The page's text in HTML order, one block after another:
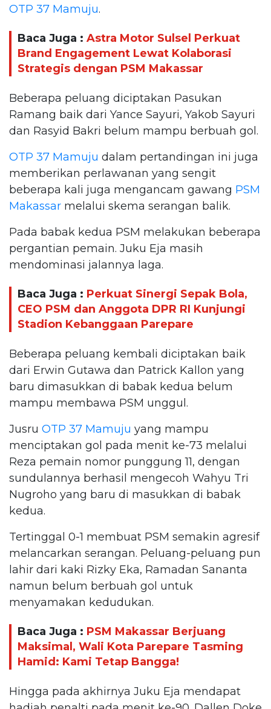
OTP 37 Mamuju.
Baca Juga : Astra Motor Sulsel Perkuat
Brand Engagement Lewat Kolaborasi
Strategis dengan PSM Makassar
Beberapa peluang diciptakan Pasukan
Ramang baik dari Yance Sayuri, Yakob Sayuri
dan Rasyid Bakri belum mampu berbuah gol.
OTP 37 Mamuju dalam pertandingan ini juga
memberikan perlawanan yang sengit
beberapa kali juga mengancam gawang PSM
Makassar melalui skema serangan balik.
Pada babak kedua PSM melakukan beberapa
pergantian pemain. Juku Eja masih
mendominasi jalannya laga.
Baca Juga : Perkuat Sinergi Sepak Bola,
CEO PSM dan Anggota DPR RI Kunjungi
Stadion Kebanggaan Parepare
Beberapa peluang kembali diciptakan baik
dari Erwin Gutawa dan Patrick Kallon yang
baru dimasukkan di babak kedua belum
mampu membawa PSM unggul.
Jusru OTP 37 Mamuju yang mampu
menciptakan gol pada menit ke-73 melalui
Reza pemain nomor punggung 11, dengan
sundulannya berhasil mengecoh Wahyu Tri
Nugroho yang baru di masukkan di babak
kedua.
Tertinggal 0-1 membuat PSM semakin agresif
melancarkan serangan. Peluang-peluang pun
lahir dari kaki Rizky Eka, Ramadan Sananta
namun belum berbuah gol untuk
menyamakan kedudukan.
Baca Juga : PSM Makassar Berjuang
Maksimal, Wali Kota Parepare Tasming
Hamid: Kami Tetap Bangga!
Hingga pada akhirnya Juku Eja mendapat